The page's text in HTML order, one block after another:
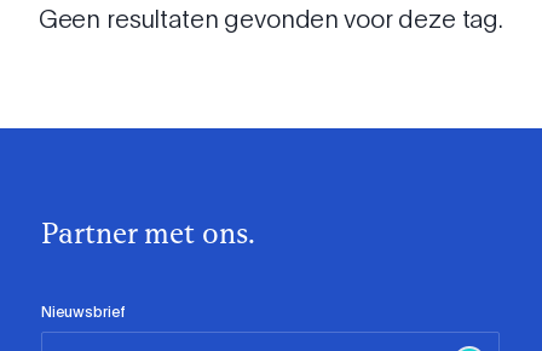
Geen resultaten gevonden voor deze tag.
Partner met ons.
Nieuwsbrief